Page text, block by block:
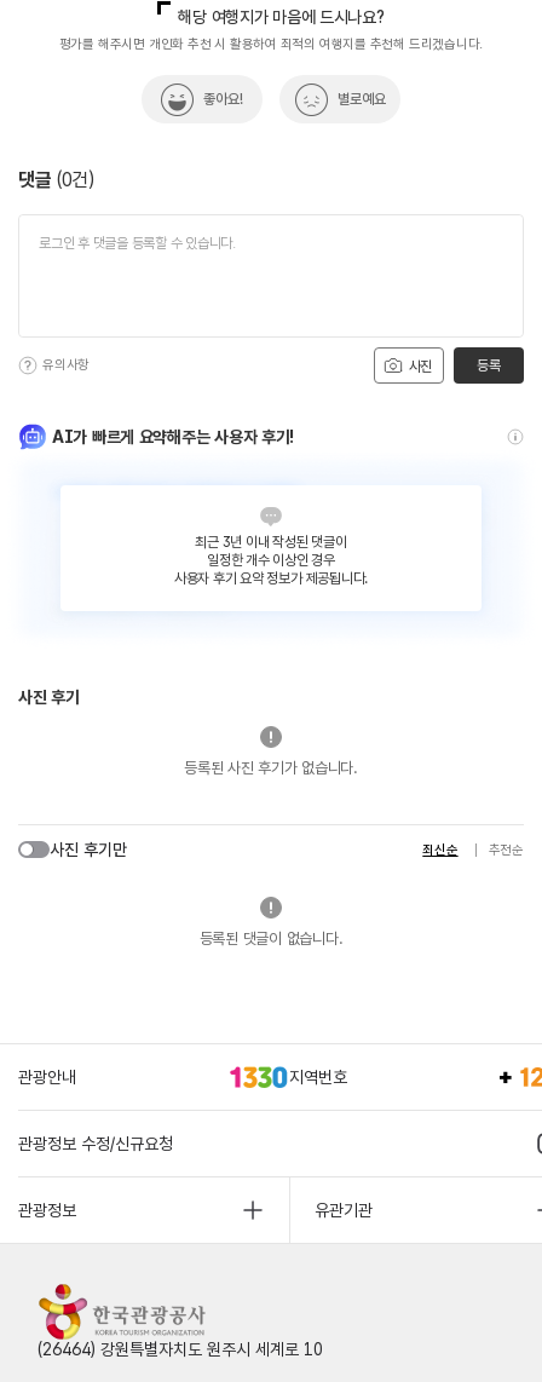
열린관광콘텐츠팀(열린관광-모두의여행)
033-738-3425
해당 여행지가 마음에 드시나요?
평가를 해주시면 개인화 추천 시 활용하여 최적의 여행지를 추천해 드리겠습니다.
좋아요! 별로예요
댓글 (0건)
사진
유의사항 등록
AI가 빠르게 요약해주는 사용자 후기!
최근 3년 이내 작성된 댓글이
일정한 개수 이상인 경우
사용자 후기 요약 정보가 제공됩니다.
사진 후기
등록된 사진 후기가 없습니다.
사진 후기만 최신순 추천순
등록된 댓글이 없습니다.
관광안내 지역번호
관광정보 수정/신규요청
관광정보 유관기관
(26464) 강원특별자치도 원주시 세계로 10